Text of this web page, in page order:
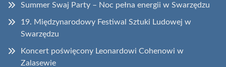
Summer Swaj Party – Noc pełna energii w Swarzędzu
19. Międzynarodowy Festiwal Sztuki Ludowej w
Swarzędzu
Koncert poświęcony Leonardowi Cohenowi w
Zalasewie